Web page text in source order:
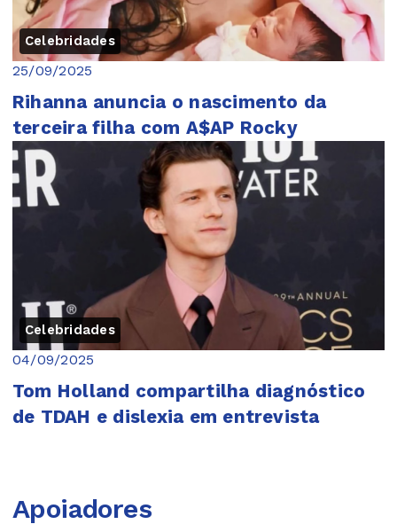
Celebridades
25/09/2025
Rihanna anuncia o nascimento da
terceira filha com A$AP Rocky
Celebridades
04/09/2025
Tom Holland compartilha diagnóstico
de TDAH e dislexia em entrevista
Apoiadores